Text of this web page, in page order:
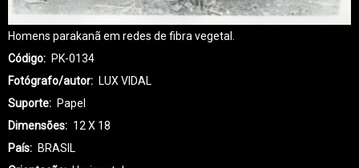
Homens parakanã em redes de fibra vegetal.
Código
PK-0134
Fotógrafo/autor
LUX VIDAL
Suporte
Papel
Dimensões
12 X 18
País
BRASIL